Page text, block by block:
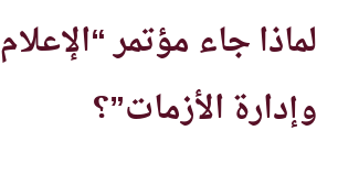
لماذا جاء مؤتمر
وإدارة الأزمات”؟